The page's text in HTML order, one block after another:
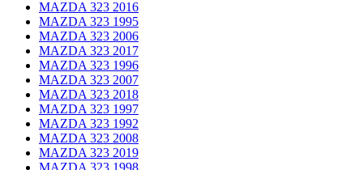
MAZDA 323 2016
MAZDA 323 1995
MAZDA 323 2006
MAZDA 323 2017
MAZDA 323 1996
MAZDA 323 2007
MAZDA 323 2018
MAZDA 323 1997
MAZDA 323 1992
MAZDA 323 2008
MAZDA 323 2019
MAZDA 323 1998